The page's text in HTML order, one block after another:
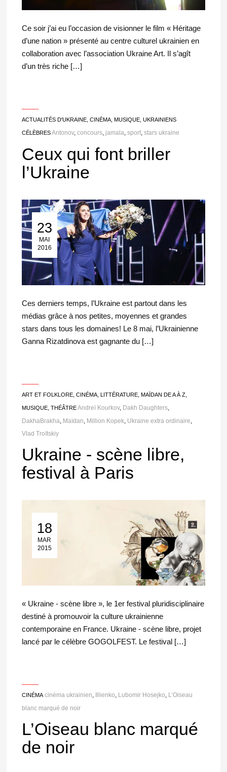
Ce soir j’ai eu l’occasion de visionner le film « Héritage
d’une nation » présenté au centre culturel ukrainien en
collaboration avec l’association Ukraine Art. Il s’agît
d’un très riche […]
ACTUALITÉS D'UKRAINE, CINÉMA, MUSIQUE, UKRAINIENS
CÉLÈBRESAntonov, concours, jamala sport, stars ukraine
Ceux qui font briller
l’Ukraine
23
MAI
2016
23 Mai 2016
Ces derniers temps, l’Ukraine est partout dans les
médias grâce à nos petites, moyennes et grandes
stars dans tous les domaines! Le 8 mai, l’Ukrainienne
Ganna Rizatdinova est gagnante du […]
ART ET FOLKLORE, CINÉMA, LITTÉRATURE, MAÏDAN DE A À Z,
MUSIQUE, THÉÂTREAndreï Kourkov, Dakh Daughters,
DakhaBrakha
Maïdan Million Kopek, Ukraine extra ordinaire
Vlad Troïtskiy
Ukraine - scène libre,
festival à Paris
18
MAR
2015
18 Mar 2015
« Ukraine - scène libre », le 1er festival pluridisciplinaire
destiné à promouvoir la culture ukrainienne
contemporaine en France. Ukraine - scène libre, projet
lancé par le célèbre GOGOLFEST. Le festival […]
CINÉMA cinéma ukrainien Illienko Lubomir Hosejko
L’Oiseau
blanc marqué de noir
L’Oiseau blanc marqué
de noir